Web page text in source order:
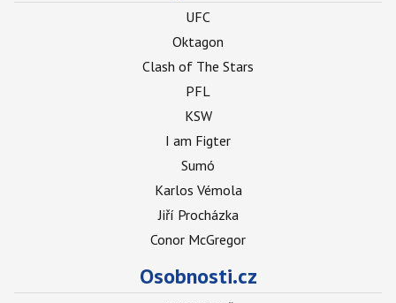
UFC
Oktagon
Clash of The Stars
PFL
KSW
I am Figter
Sumó
Karlos Vémola
Jiří Procházka
Conor McGregor
Osobnosti.cz